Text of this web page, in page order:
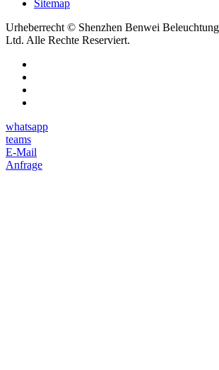
Sitemap
Urheberrecht © Shenzhen Benwei
Ltd. Alle Rechte Reserviert.
whatsapp
teams
E-Mail
Anfrage